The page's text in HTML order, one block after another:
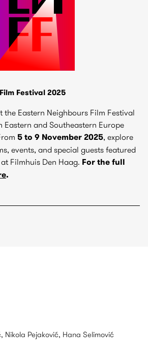
Festival 2025
the Eastern Neighbours Film Festival
Eastern and Southeastern Europe
5 to 9 November 2025, explore
events, and special guests featured
Filmhuis Den Haag. For the full
.
Nikola Pejaković, Hana Selimović